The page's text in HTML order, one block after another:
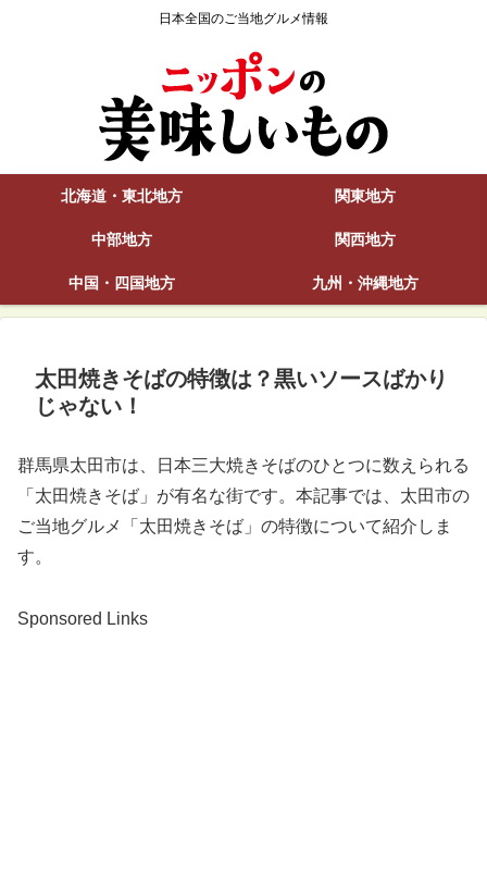
日本全国のご当地グルメ情報
北海道・東北地方 関東地方
中部地方 関西地方
中国・四国地方 九州・沖縄地方
太田焼きそばの特徴は？黒いソースばかり
じゃない！
群馬県太田市は、日本三大焼きそばのひとつに数えられる
「太田焼きそば」が有名な街です。本記事では、太田市の
ご当地グルメ「太田焼きそば」の特徴について紹介しま
す。
Sponsored Links